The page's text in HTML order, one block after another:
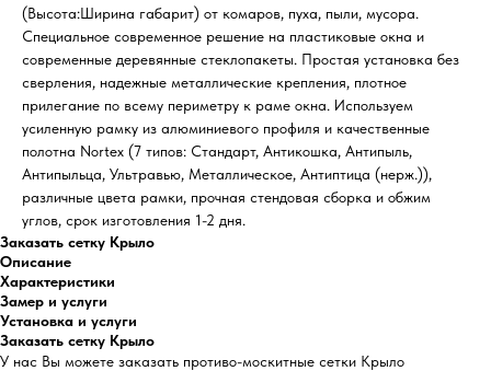
(Высота:Ширина габарит) от комаров, пуха, пыли, мусора.
Специальное современное решение на пластиковые окна и
современные деревянные стеклопакеты. Простая установка без
сверления, надежные металлические крепления, плотное
прилегание по всему периметру к раме окна. Используем
усиленную рамку из алюминиевого профиля и качественные
полотна Nortex (7 типов: Стандарт, Антикошка, Антипыль,
Антипыльца, Ультравью, Металлическое, Антиптица (нерж.)),
различные цвета рамки, прочная стендовая сборка и обжим
углов, срок изготовления 1-2 дня.
Заказать сетку Крыло
Описание
Характеристики
Замер и услуги
Установка и услуги
Заказать сетку Крыло
У нас Вы можете заказать противо-москитные сетки Крыло